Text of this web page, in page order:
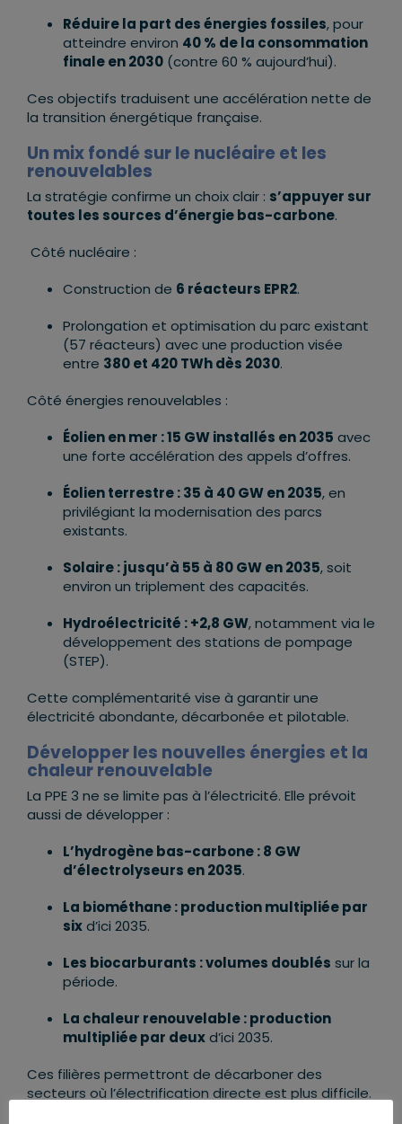
Réduire la part des énergies fossiles, pour
atteindre environ 40 % de la consommation
finale en 2030(contre 60 % aujourd’hui).
Ces objectifs traduisent une accélération nette de
la transition énergétique française.
Un mix fondé sur le nucléaire et les
renouvelables
La stratégie confirme un choix clair : s’appuyer sur
toutes les sources d’énergie bas-carbone.
Côté nucléaire :
Construction de 6 réacteurs EPR2.
Prolongation et optimisation du parc existant
(57 réacteurs) avec une production visée
entre 380 et 420 TWh dès 2030.
Côté énergies renouvelables :
Éolien en mer : 15 GW installés en 2035 avec
une forte accélération des appels d’offres.
Éolien terrestre : 35 à 40 GW en 2035, en
privilégiant la modernisation des parcs
existants.
Solaire : jusqu’à 55 à 80 GW en 2035, soit
environ un triplement des capacités.
Hydroélectricité : +2,8 GW, notamment via le
développement des stations de pompage
(STEP).
Cette complémentarité vise à garantir une
électricité abondante, décarbonée et pilotable.
Développer les nouvelles énergies et la
chaleur renouvelable
La PPE 3 ne se limite pas à l’électricité. Elle prévoit
aussi de développer :
L’hydrogène bas-carbone : 8 GW
d’électrolyseurs en 2035.
La biométhane : production multipliée par
sixd’ici 2035.
Les biocarburants : volumes doublés sur la
période.
La chaleur renouvelable : production
multipliée par deuxd’ici 2035.
Ces filières permettront de décarboner des
secteurs où l’électrification directe est plus difficile.